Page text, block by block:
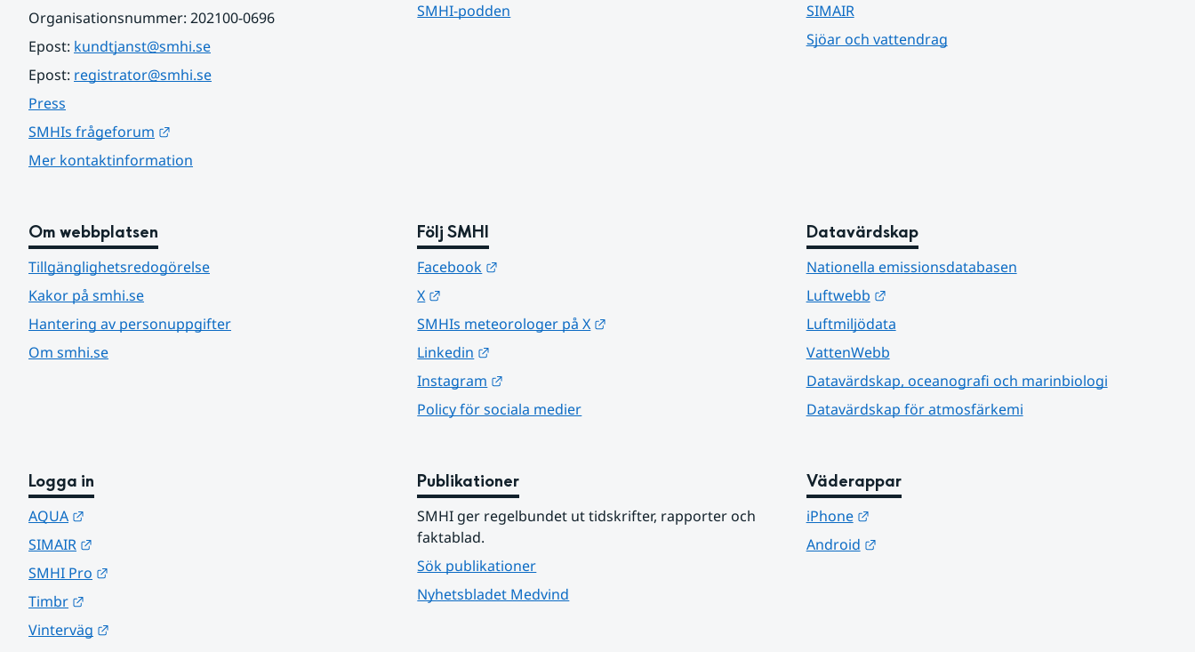
Organisationsnummer: 202100-0696
Epost: kundtjanst@smhi.se
Epost: registrator@smhi.se
Press
SMHIs frågeforum
Mer kontaktinformation
SMHI-podden
SIMAIR
Sjöar och vattendrag
Om webbplatsen
Tillgänglighetsredogörelse
Kakor på smhi.se
Hantering av personuppgifter
Om smhi.se
Följ SMHI
Facebook
X
SMHIs meteorologer på X
Linkedin
Instagram
Policy för sociala medier
Datavärdskap
Nationella emissionsdatabasen
Luftwebb
Länk till annan webbplats.
Luftmiljödata
VattenWebb
Datavärdskap, oceanografi och marinbiologi
Datavärdskap för atmosfärkemi
Logga in
AQUA
SIMAIR
SMHI Pro
Timbr
Vinterväg
Publikationer
SMHI ger regelbundet ut tidskrifter, rapporter och
faktablad.
Sök publikationer
Nyhetsbladet Medvind
Väderappar
iPhone
Länk till annan webbplats.
Android
Länk till annan webbplats.